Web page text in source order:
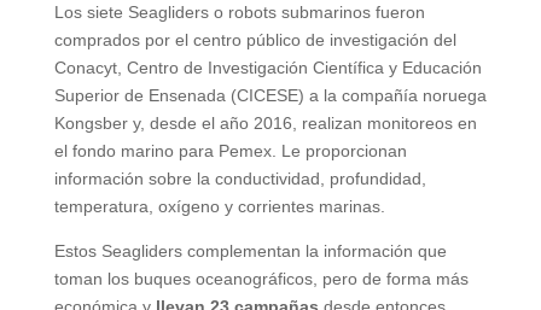
Los siete Seagliders o robots submarinos fueron
comprados por el centro público de investigación del
Conacyt, Centro de Investigación Científica y Educación
Superior de Ensenada (CICESE) a la compañía noruega
Kongsber y, desde el año 2016, realizan monitoreos en
el fondo marino para Pemex. Le proporcionan
información sobre la conductividad, profundidad,
temperatura, oxígeno y corrientes marinas.
Estos Seagliders complementan la información que
toman los buques oceanográficos, pero de forma más
económica y llevan 23 campañas desde entonces.